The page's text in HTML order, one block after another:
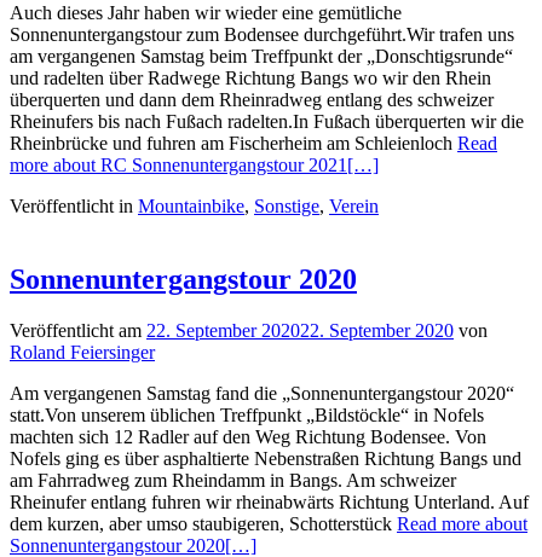
Auch dieses Jahr haben wir wieder eine gemütliche
Sonnenuntergangstour zum Bodensee durchgeführt.Wir trafen uns
am vergangenen Samstag beim Treffpunkt der „Donschtigsrunde“
und radelten über Radwege Richtung Bangs wo wir den Rhein
überquerten und dann dem Rheinradweg entlang des schweizer
Rheinufers bis nach Fußach radelten.In Fußach überquerten wir die
Rheinbrücke und fuhren am Fischerheim am Schleienloch Read
more about RC Sonnenuntergangstour 2021 […]
Veröffentlicht in Mountainbike, Sonstige, Verein
Sonnenuntergangstour 2020
Veröffentlicht am 22. September 202022. September 2020 von
Roland Feiersinger
Am vergangenen Samstag fand die „Sonnenuntergangstour 2020“
statt.Von unserem üblichen Treffpunkt „Bildstöckle“ in Nofels
machten sich 12 Radler auf den Weg Richtung Bodensee. Von
Nofels ging es über asphaltierte Nebenstraßen Richtung Bangs und
am Fahrradweg zum Rheindamm in Bangs. Am schweizer
Rheinufer entlang fuhren wir rheinabwärts Richtung Unterland. Auf
dem kurzen, aber umso staubigeren, Schotterstück Read more about
Sonnenuntergangstour 2020[…]